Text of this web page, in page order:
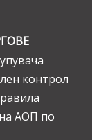
контрол
АОП по